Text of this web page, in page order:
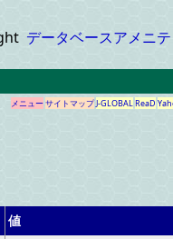
データベースアメニ
メニューサイトマップJ-GLOBALReaD
値